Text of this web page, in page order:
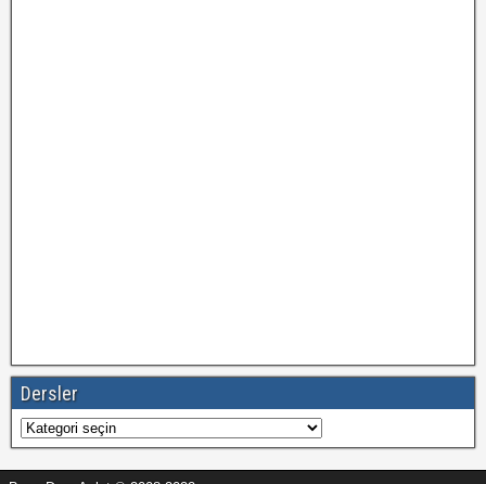
Dersler
Dersler